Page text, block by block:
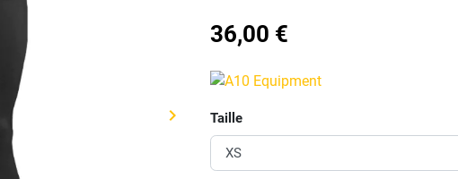
Suivant
keyboard_arrow_right
36,00 €
Taille